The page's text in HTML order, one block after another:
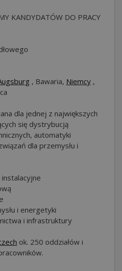
KANDYDATÓW DO PRACY
, Bawaria, Niemcy ,
dla jednej z największych
się dystrybucją
automatyki
dla przemysłu i
i energetyki
i infrastruktury
ok. 250 oddziałów i